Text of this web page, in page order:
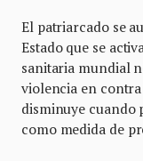
El patriarcado se
Estado que se
sanitaria mundial
violencia en
disminuye cuando
como medida de